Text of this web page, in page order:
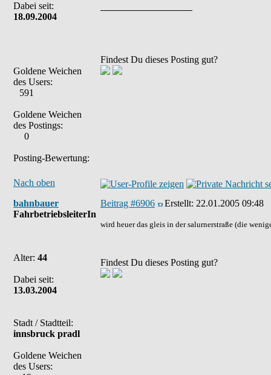
Dabei seit:
18.09.2004
Goldene Weichen
des Users:
591
Goldene Weichen
des Postings:
0
Posting-Bewertung:
Findest Du dieses Posting gut?
Nach oben
bahnbauer
FahrbetriebsleiterIn
Alter: 44
Dabei seit:
13.03.2004
Stadt / Stadtteil:
innsbruck pradl
Goldene Weichen
des Users:
Beitrag #6906 Erstellt: 22.01.2005 09:48
wird heuer das gleis in der salurnerstraße (die
Findest Du dieses Posting gut?